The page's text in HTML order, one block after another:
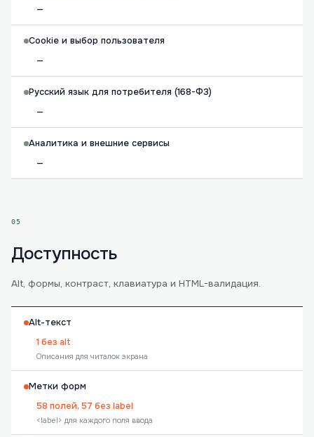
—
Cookie и выбор пользователя
—
Русский язык для потребителя (168-ФЗ)
—
Аналитика и внешние сервисы
—
05
Доступность
Alt, формы, контраст, клавиатура и HTML-валидация.
Alt-текст
1 без alt
Описания для читалок экрана
Метки форм
58 полей, 57 без label
<label> для каждого поля ввода